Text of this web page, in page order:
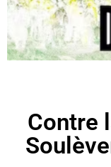
Contre